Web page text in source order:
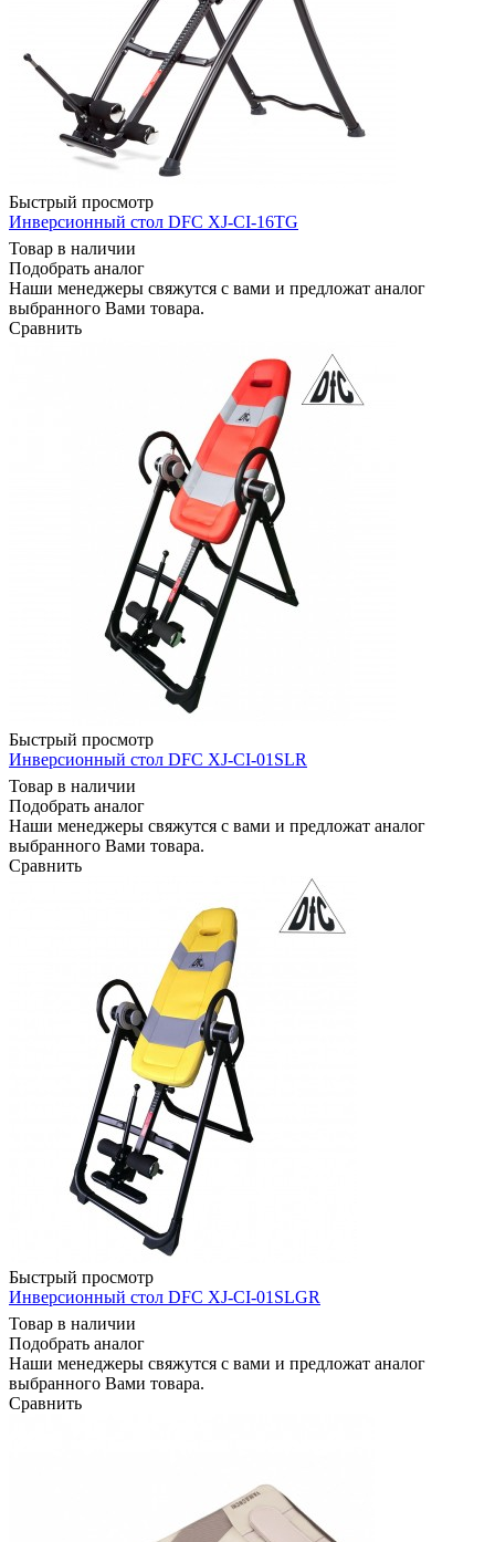
Быстрый просмотр
Инверсионный стол DFC XJ-CI-16TG
Товар в наличии
Подобрать аналог
Наши менеджеры свяжутся с вами и предложат аналог
выбранного Вами товара.
Сравнить
Быстрый просмотр
Инверсионный стол DFC XJ-CI-01SLR
Товар в наличии
Подобрать аналог
Наши менеджеры свяжутся с вами и предложат аналог
выбранного Вами товара.
Сравнить
Быстрый просмотр
Инверсионный стол DFC XJ-CI-01SLGR
Товар в наличии
Подобрать аналог
Наши менеджеры свяжутся с вами и предложат аналог
выбранного Вами товара.
Сравнить